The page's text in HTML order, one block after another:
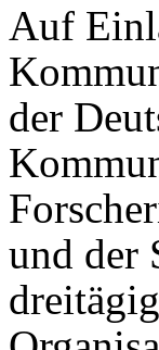
Auf
der
und der